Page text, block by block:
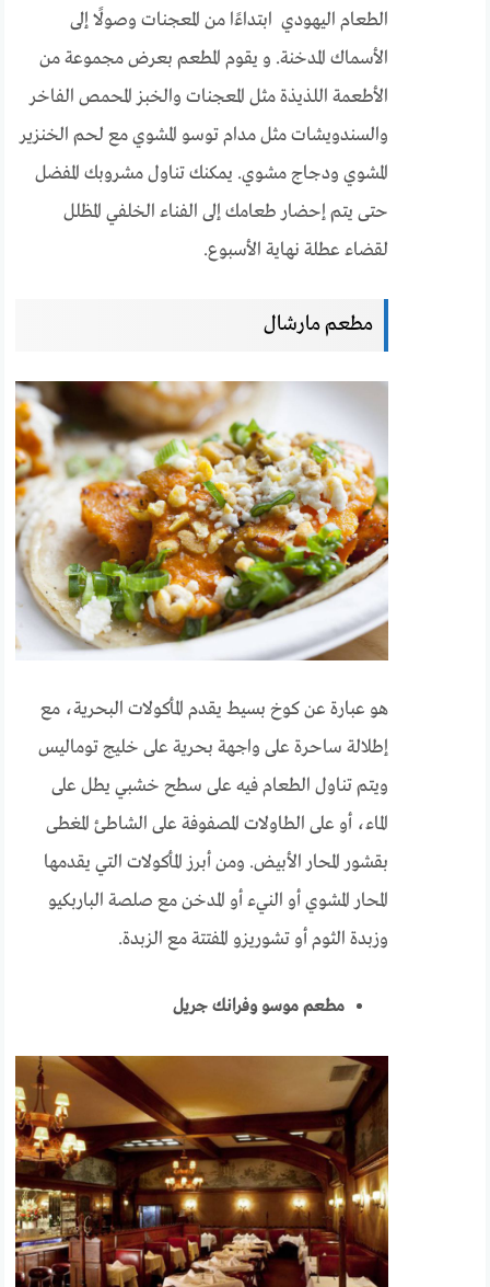
الطعام اليهودي ابتداءًا من المعجنات وصولًا إلى
الأسماك المدخنة. و يقوم المطعم بعرض مجموعة من
الأطعمة اللذيذة مثل المعجنات والخبز المحمص الفاخر
والسندويشات مثل مدام توسو المشوي مع لحم الخنزير
المشوي ودجاج مشوي. يمكنك تناول مشروبك المفضل
حتى يتم إحضار طعامك إلى الفناء الخلفي المظلل
لقضاء عطلة نهاية الأسبوع.
مطعم مارشال
هو عبارة عن كوخ بسيط يقدم المأكولات البحرية، مع
إطلالة ساحرة على واجهة بحرية على خليج توماليس
ويتم تناول الطعام فيه على سطح خشبي يطل على
الماء، أو على الطاولات المصفوفة على الشاطئ المغطى
بقشور المحار الأبيض. ومن أبرز المأكولات التي يقدمها
المحار المشوي أو النيء أو المدخن مع صلصة الباربكيو
وزبدة الثوم أو تشوريزو المفتتة مع الزبدة.
مطعم موسو وفرانك جريل